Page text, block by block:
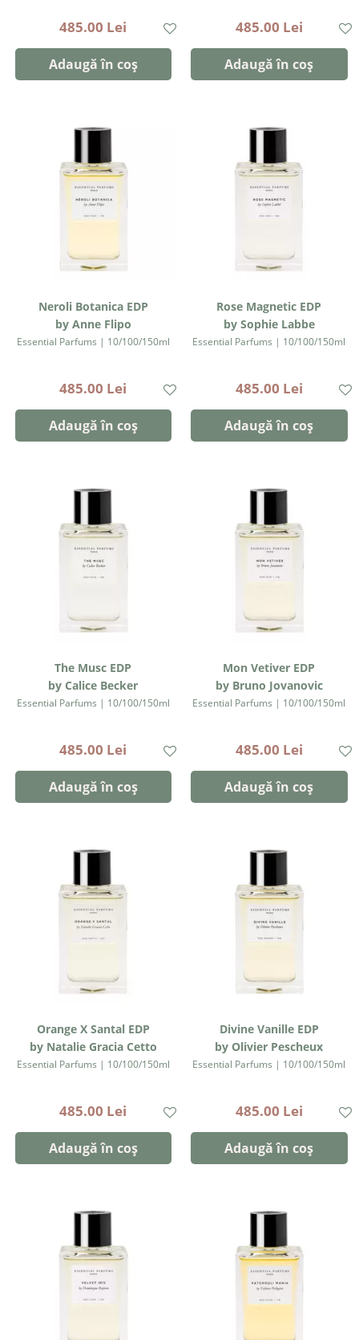
485.00 Lei
Adaugă în coș
485.00 Lei
Adaugă în coș
Neroli Botanica EDP
by Anne Flipo
Essential Parfums | 10/100/150ml
485.00 Lei
Adaugă în coș
Rose Magnetic EDP
by Sophie Labbe
Essential Parfums | 10/100/150ml
485.00 Lei
Adaugă în coș
The Musc EDP
by Calice Becker
Essential Parfums | 10/100/150ml
485.00 Lei
Adaugă în coș
Mon Vetiver EDP
by Bruno Jovanovic
Essential Parfums | 10/100/150ml
485.00 Lei
Adaugă în coș
Orange X Santal EDP
by Natalie Gracia Cetto
Essential Parfums | 10/100/150ml
485.00 Lei
Adaugă în coș
Divine Vanille EDP
by Olivier Pescheux
Essential Parfums | 10/100/150ml
485.00 Lei
Adaugă în coș